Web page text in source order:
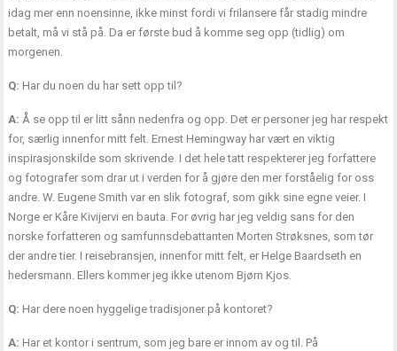
idag mer enn noensinne, ikke minst fordi vi frilansere får stadig mindre
betalt, må vi stå på. Da er første bud å komme seg opp (tidlig) om
morgenen.
Q: Har du noen du har sett opp til?
A: Å se opp til er litt sånn nedenfra og opp. Det er personer jeg har respekt
for, særlig innenfor mitt felt. Ernest Hemingway har vært en viktig
inspirasjonskilde som skrivende. I det hele tatt respekterer jeg forfattere
og fotografer som drar ut i verden for å gjøre den mer forståelig for oss
andre. W. Eugene Smith var en slik fotograf, som gikk sine egne veier. I
Norge er Kåre Kivijervi en bauta. For øvrig har jeg veldig sans for den
norske forfatteren og samfunnsdebattanten Morten Strøksnes, som tør
der andre tier. I reisebransjen, innenfor mitt felt, er Helge Baardseth en
hedersmann. Ellers kommer jeg ikke utenom Bjørn Kjos.
Q: Har dere noen hyggelige tradisjoner på kontoret?
A: Har et kontor i sentrum, som jeg bare er innom av og til. På